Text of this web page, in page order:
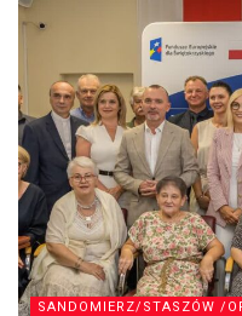
SANDOMIERZ/STASZÓW /